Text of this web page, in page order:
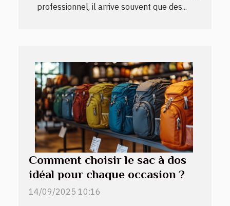
professionnel, il arrive souvent que des...
Comment choisir le sac à dos
idéal pour chaque occasion ?
14/09/2025 10:16